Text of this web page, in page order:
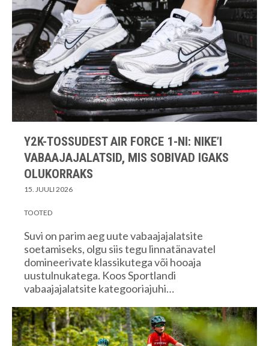
Y2K-TOSSUDEST AIR FORCE 1-NI: NIKE’I
VABAAJAJALATSID, MIS SOBIVAD IGAKS
OLUKORRAKS
15. JUULI 2026
TOOTED
Suvi on parim aeg uute vabaajajalatsite
soetamiseks, olgu siis tegu linnatänavatel
domineerivate klassikutega või hooaja
uustulnukatega. Koos Sportlandi
vabaajajalatsite kategooriajuhi…